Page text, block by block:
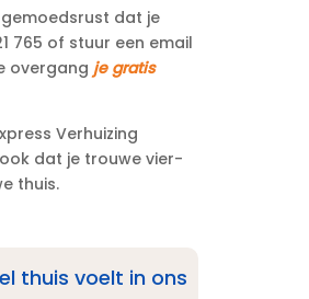
dat je
765 of stuur een email
overgang je gratis
Verhuizing
dat je trouwe vier-
thuis.​
thuis voelt in ons